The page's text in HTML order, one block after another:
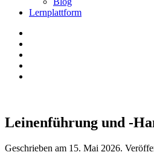
Lernplattform
Leinenführung und -
Geschrieben am 15. Mai 2026.